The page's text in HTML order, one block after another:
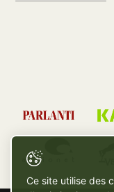
Ce site utilise des